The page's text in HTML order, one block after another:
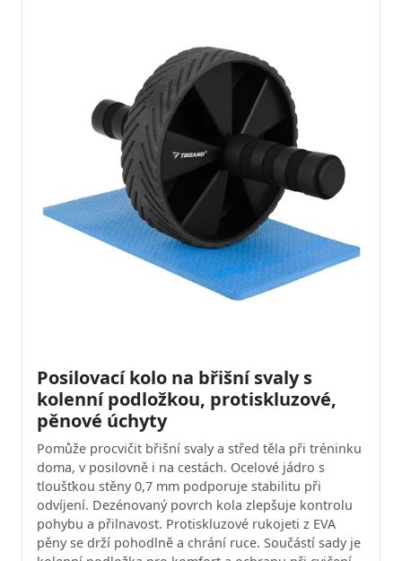
Posilovací kolo na břišní svaly s
kolenní podložkou, protiskluzové,
pěnové úchyty
Pomůže procvičit břišní svaly a střed těla při tréninku
doma, v posilovně i na cestách. Ocelové jádro s
tloušťkou stěny 0,7 mm podporuje stabilitu při
odvíjení. Dezénovaný povrch kola zlepšuje kontrolu
pohybu a přilnavost. Protiskluzové rukojeti z EVA
pěny se drží pohodlně a chrání ruce. Součástí sady je